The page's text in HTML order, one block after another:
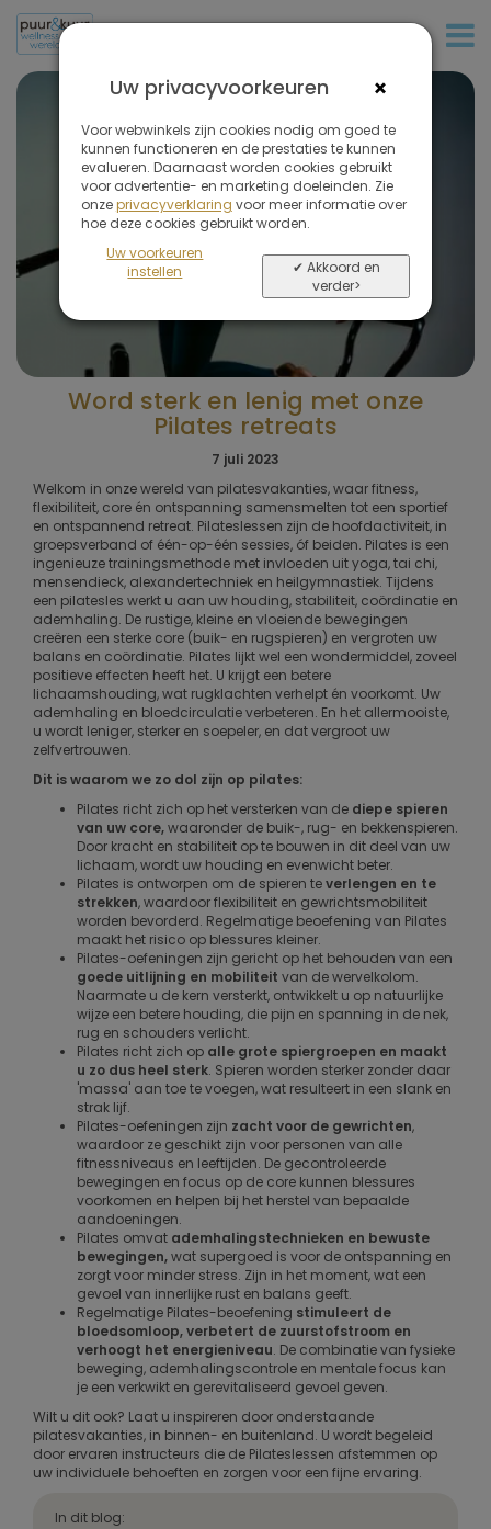
Word sterk en lenig met onze
Pilates retreats
7 juli 2023
Welkom in onze wereld van pilatesvakanties, waar fitness,
flexibiliteit, core én ontspanning samensmelten tot een sportief
en ontspannend retreat. Pilateslessen zijn de hoofdactiviteit, in
groepsverband of één-op-één sessies, óf beiden. Pilates is een
ingenieuze trainingsmethode met invloeden uit yoga, tai chi,
mensendieck, alexandertechniek en heilgymnastiek. Tijdens
een pilatesles werkt u aan uw houding, stabiliteit, coördinatie en
ademhaling. De rustige, kleine en vloeiende bewegingen
creëren een sterke core (buik- en rugspieren) en vergroten uw
balans en coördinatie. Pilates lijkt wel een wondermiddel, zoveel
positieve effecten heeft het. U krijgt een betere
lichaamshouding, wat rugklachten verhelpt én voorkomt. Uw
ademhaling en bloedcirculatie verbeteren. En het allermooiste,
u wordt leniger, sterker en soepeler, en dat vergroot uw
zelfvertrouwen.
Dit is waarom we zo dol zijn op pilates:
Pilates richt zich op het versterken van de diepe spieren
van uw core,waaronder de buik-, rug- en bekkenspieren.
Door kracht en stabiliteit op te bouwen in dit deel van uw
lichaam, wordt uw houding en evenwicht beter.
Pilates is ontworpen om de spieren teverlengen en te
strekken, waardoor flexibiliteit en gewrichtsmobiliteit
worden bevorderd. Regelmatige beoefening van Pilates
maakt het risico op blessures kleiner.
Pilates-oefeningen zijn gericht op het behouden van een
goede uitlijning en mobiliteit van de wervelkolom.
Naarmate u de kern versterkt, ontwikkelt u op natuurlijke
wijze een betere houding, die pijn en spanning in de nek,
rug en schouders verlicht.
Pilates richt zich op alle grote spiergroepen en maakt
u zo dus heel sterk. Spieren worden sterker zonder daar
'massa' aan toe te voegen, wat resulteert in een slank en
strak lijf.
Pilates-oefeningen zijn zacht voor de gewrichten,
waardoor ze geschikt zijn voor personen van alle
fitnessniveaus en leeftijden. De gecontroleerde
bewegingen en focus op de core kunnen blessures
voorkomen en helpen bij het herstel van bepaalde
aandoeningen.
Pilates omvat ademhalingstechnieken en bewuste
bewegingen,wat supergoed is voor de ontspanning en
zorgt voor minder stress. Zijn in het moment, wat een
gevoel van innerlijke rust en balans geeft.
Regelmatige Pilates-beoefening stimuleert de
bloedsomloop, verbetert de zuurstofstroom en
verhoogt het energieniveau. De combinatie van fysieke
beweging, ademhalingscontrole en mentale focus kan
je een verkwikt en gerevitaliseerd gevoel geven.
Wilt u dit ook? Laat u inspireren door onderstaande
pilatesvakanties, in binnen- en buitenland. U wordt begeleid
door ervaren instructeurs die de Pilateslessen afstemmen op
uw individuele behoeften en zorgen voor een fijne ervaring.
In dit blog:
×
Uw privacyvoorkeuren
Voor webwinkels zijn cookies nodig om goed te
kunnen functioneren en de prestaties te kunnen
evalueren. Daarnaast worden cookies gebruikt
voor advertentie- en marketing doeleinden. Zie
onzeprivacyverklaring voor meer informatie over
hoe deze cookies gebruikt worden.
Uw voorkeuren
instellen
✔ Akkoord en
verder>